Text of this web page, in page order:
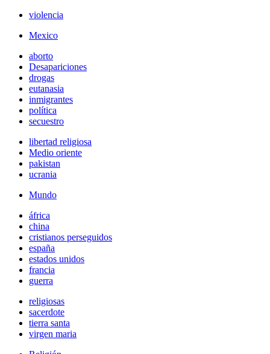
violencia
Mexico
aborto
Desapariciones
drogas
eutanasia
inmigrantes
política
secuestro
libertad religiosa
Medio oriente
pakistan
ucrania
Mundo
áfrica
china
cristianos perseguidos
españa
estados unidos
francia
guerra
religiosas
sacerdote
tierra santa
virgen maria